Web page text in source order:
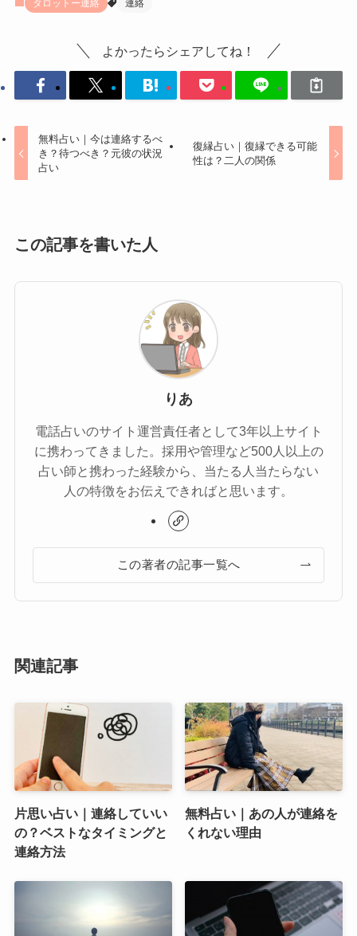
タロットー連絡 連絡
よかったらシェアしてね！
無料占い｜今は連絡するべ
き？待つべき？元彼の状況
占い
復縁占い｜復縁できる可能
性は？二人の関係
この記事を書いた人
りあ
電話占いのサイト運営責任者として3年以上サイト
に携わってきました。採用や管理など500人以上の
占い師と携わった経験から、当たる人当たらない
人の特徴をお伝えできればと思います。
この著者の記事一覧へ
関連記事
片思い占い｜連絡していい
の？ベストなタイミングと
連絡方法
無料占い｜あの人が連絡を
くれない理由